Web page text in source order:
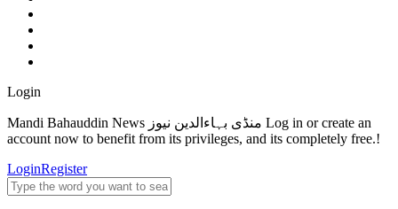
Login
Mandi Bahauddin News منڈی بہاءالدین نیوز Log in or create an
account now to benefit from its privileges, and its completely free.!
LoginRegister